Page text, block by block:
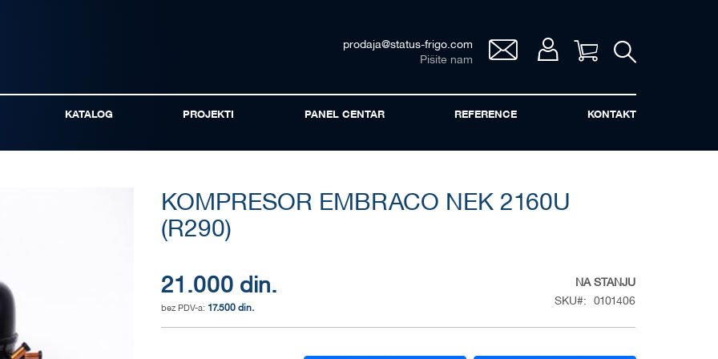
Vaša korpa
prodaja@status-frigo.com
Pišite nam
KATALOG PROJEKTI PANEL CENTAR REFERENCE KONTAKT
KOMPRESOR EMBRACO NEK 2160U
(R290)
21.000 din.
17.500 din.
NA STANJU
SKU
0101406